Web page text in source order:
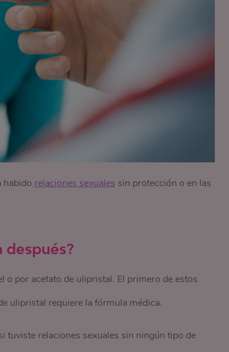
habido relaciones sexuales sin protección o en las
después?
o por acetato de ulipristal. El primero de estos
ulipristal requiere la fórmula médica.
tuviste relaciones sexuales sin ningún tipo de